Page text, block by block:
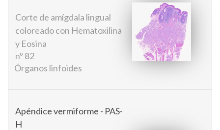
Corte de amígdala lingual
coloreado con Hematoxilina
y Eosina
nº 82
Órganos linfoides
Apéndice vermiforme - PAS-
H